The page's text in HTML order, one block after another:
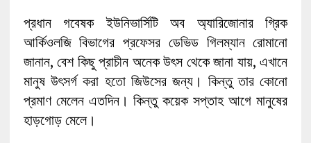
প্রধান গবেষক ইউনিভার্সিটি অব অ্যারিজোনার গ্রিক
আর্কিওলজি বিভাগের প্রফেসর ডেভিড গিলম্যান রোমানো
জানান, বেশ কিছু প্রাচীন অনেক উৎস থেকে জানা যায়, এখানে
মানুষ উৎসর্গ করা হতো জিউসের জন্য। কিন্তু তার কোনো
প্রমাণ মেলেন এতদিন। কিন্তু কয়েক সপ্তাহ আগে মানুষের
হাড়গোড় মেলে।